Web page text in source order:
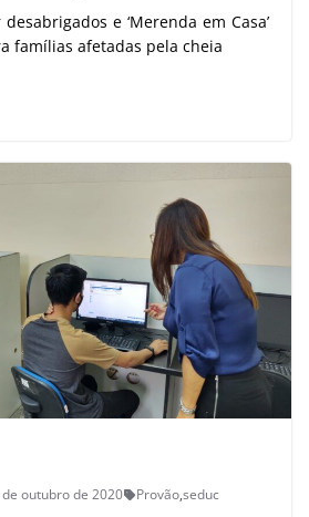
e ‘Merenda em Casa’
famílias afetadas pela cheia
de outubro de 2020 Provão,seduc